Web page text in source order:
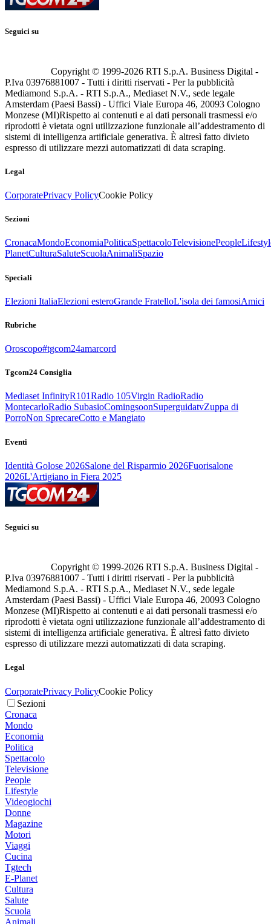
Seguici su
Copyright © 1999-2026 RTI S.p.A. Business Digital -
P.Iva 03976881007 - Tutti i diritti riservati - Per la pubblicità
Mediamond S.p.A. - RTI S.p.A., Mediaset N.V., sede legale
Amsterdam (Paesi Bassi) - Uffici Viale Europa 46, 20093 Cologno
Monzese (MI)Rispetto ai contenuti e ai dati personali trasmessi e/o
riprodotti è vietata ogni utilizzazione funzionale all’addestramento di
sistemi di intelligenza artificiale generativa. È altresì fatto divieto
espresso di utilizzare mezzi automatizzati di data scraping.
Legal
CorporatePrivacy PolicyCookie Policy
Sezioni
CronacaMondoEconomiaPoliticaSpettacoloTelevisionePeople
PlanetCulturaSaluteScuolaAnimaliSpazio
Speciali
Elezioni ItaliaElezioni esteroGrande FratelloL'isola dei famosiAmici
Rubriche
Oroscopo#tgcom24amarcord
Tgcom24 Consiglia
Mediaset InfinityR101Radio 105Virgin RadioRadio
MontecarloRadio SubasioComingsoonSuperguidatvZuppa di
PorroNon SprecareCotto e Mangiato
Eventi
Identità Golose 2026Salone del Risparmio 2026Fuorisalone
2026L'Artigiano in Fiera 2025
Seguici su
Copyright © 1999-2026 RTI S.p.A. Business Digital -
P.Iva 03976881007 - Tutti i diritti riservati - Per la pubblicità
Mediamond S.p.A. - RTI S.p.A., Mediaset N.V., sede legale
Amsterdam (Paesi Bassi) - Uffici Viale Europa 46, 20093 Cologno
Monzese (MI)Rispetto ai contenuti e ai dati personali trasmessi e/o
riprodotti è vietata ogni utilizzazione funzionale all’addestramento di
sistemi di intelligenza artificiale generativa. È altresì fatto divieto
espresso di utilizzare mezzi automatizzati di data scraping.
Legal
CorporatePrivacy PolicyCookie Policy
Sezioni
Cronaca
Mondo
Economia
Politica
Spettacolo
Televisione
People
Lifestyle
Videogiochi
Donne
Magazine
Motori
Viaggi
Cucina
Tgtech
E-Planet
Cultura
Salute
Scuola
Animali